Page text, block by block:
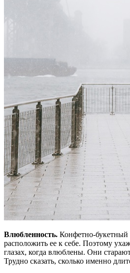
Влюбленность. Конфетно-букетный
расположить ее к себе. Поэтому
глазах, когда влюблены. Они
Трудно сказать, сколько именно